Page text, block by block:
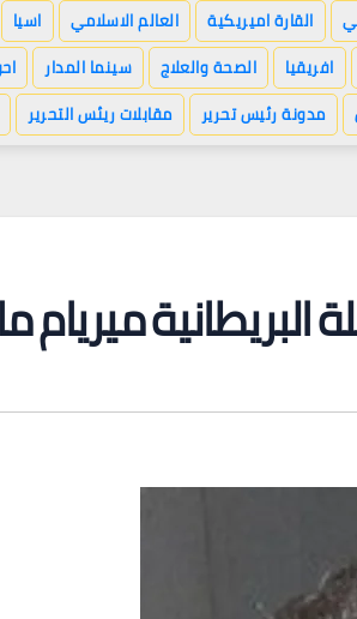
القارة اميريكية العالم الاسلامي اسيا
افريقيا
الصحة والعلاج سينما المدار
مدونة رئيس تحرير مقابلات ريئس التحرير
البريطانية